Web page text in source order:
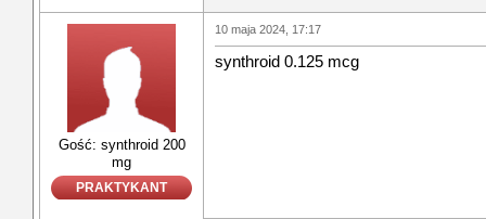
Gość: synthroid 200
mg
PRAKTYKANT
10 maja 2024, 17:17
synthroid 0.125 mcg